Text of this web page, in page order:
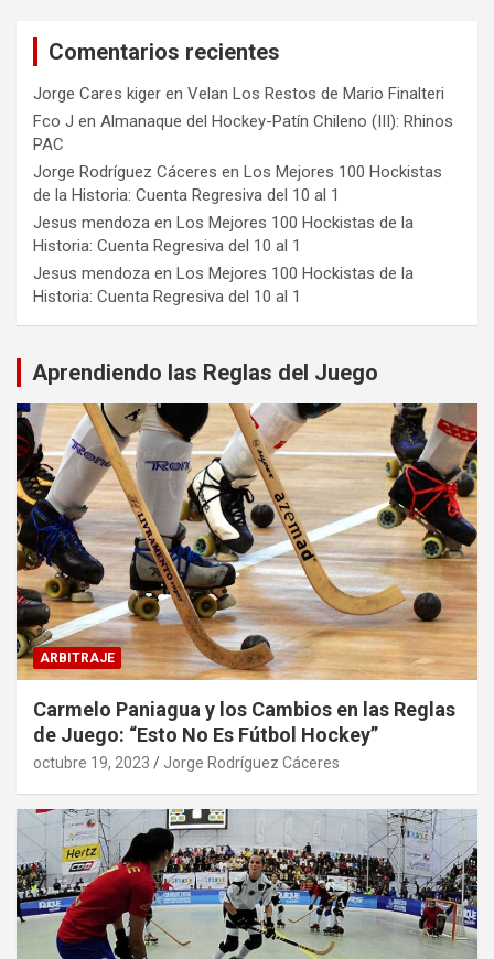
Comentarios recientes
Jorge Cares kiger en Velan Los Restos de Mario Finalteri
Fco J en Almanaque del Hockey-Patín Chileno (III): Rhinos
PAC
Jorge Rodríguez Cáceres en Los Mejores 100 Hockistas
de la Historia: Cuenta Regresiva del 10 al 1
Jesus mendoza en Los Mejores 100 Hockistas de la
Historia: Cuenta Regresiva del 10 al 1
Jesus mendoza en Los Mejores 100 Hockistas de la
Historia: Cuenta Regresiva del 10 al 1
Aprendiendo las Reglas del Juego
ARBITRAJE
Carmelo Paniagua y los Cambios en las Reglas
de Juego: “Esto No Es Fútbol Hockey”
octubre 19, 2023 Jorge Rodríguez Cáceres